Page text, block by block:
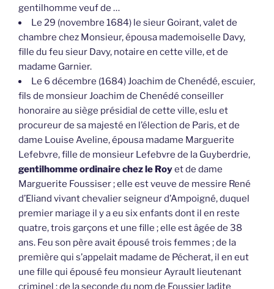
gentilhomme veuf de …
Le 29 (novembre 1684) le sieur Goirant, valet de
chambre chez Monsieur, épousa mademoiselle Davy,
fille du feu sieur Davy, notaire en cette ville, et de
madame Garnier.
Le 6 décembre (1684) Joachim de Chenédé, escuier,
fils de monsieur Joachim de Chenédé conseiller
honoraire au siège présidial de cette ville, eslu et
procureur de sa majesté en l’élection de Paris, et de
dame Louise Aveline, épousa madame Marguerite
Lefebvre, fille de monsieur Lefebvre de la Guyberdrie,
gentilhomme ordinaire chez le Royet de dame
Marguerite Foussiser ; elle est veuve de messire René
d’Eliand vivant chevalier seigneur d’Ampoigné, duquel
premier mariage il y a eu six enfants dont il en reste
quatre, trois garçons et une fille ; elle est âgée de 38
ans. Feu son père avait épousé trois femmes ; de la
première qui s’appelait madame de Pécherat, il en eut
une fille qui épousé feu monsieur Ayrault lieutenant
criminel ; de la seconde du nom de Foussier ladite